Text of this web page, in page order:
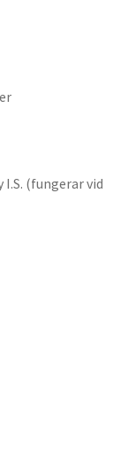
I.S. (fungerar vid